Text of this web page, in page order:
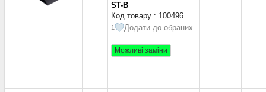
Діам.
ST-B
Код товару : 100496
1 Додати до обраних
Можливі заміни